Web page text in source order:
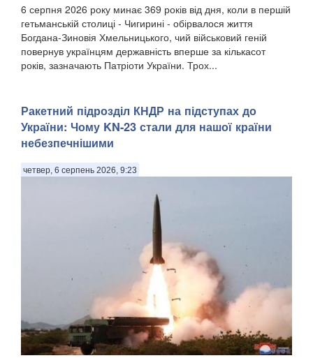
6 серпня 2026 року минає 369 років від дня, коли в першій
гетьманській столиці - Чигирині - обірвалося життя
Богдана-Зиновія Хмельницького, чий військовий геній
повернув українцям державність вперше за кількасот
років, зазначають Патріоти України. Трох...
Ракетний підрозділ КНДР на підступах до
України: Чому KN-23 стали для нашої країни
небезпечнішими
четвер, 6 серпень 2026, 9:23